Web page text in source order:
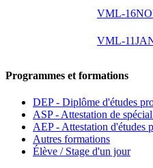
VML-
VML-
Programmes et formations
DEP - Diplôme d'études
ASP - Attestation de
AEP - Attestation d'études
Autres formations
Élève / Stage d'un jour